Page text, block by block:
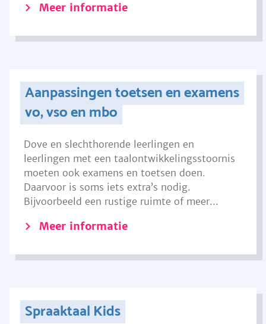
Meer informatie
Aanpassingen toetsen en examens
vo, vso en mbo
Dove en slechthorende leerlingen en
leerlingen met een taalontwikkelingsstoornis
moeten ook examens en toetsen doen.
Daarvoor is soms iets extra’s nodig.
Bijvoorbeeld een rustige ruimte of meer...
Meer informatie
Spraaktaal Kids